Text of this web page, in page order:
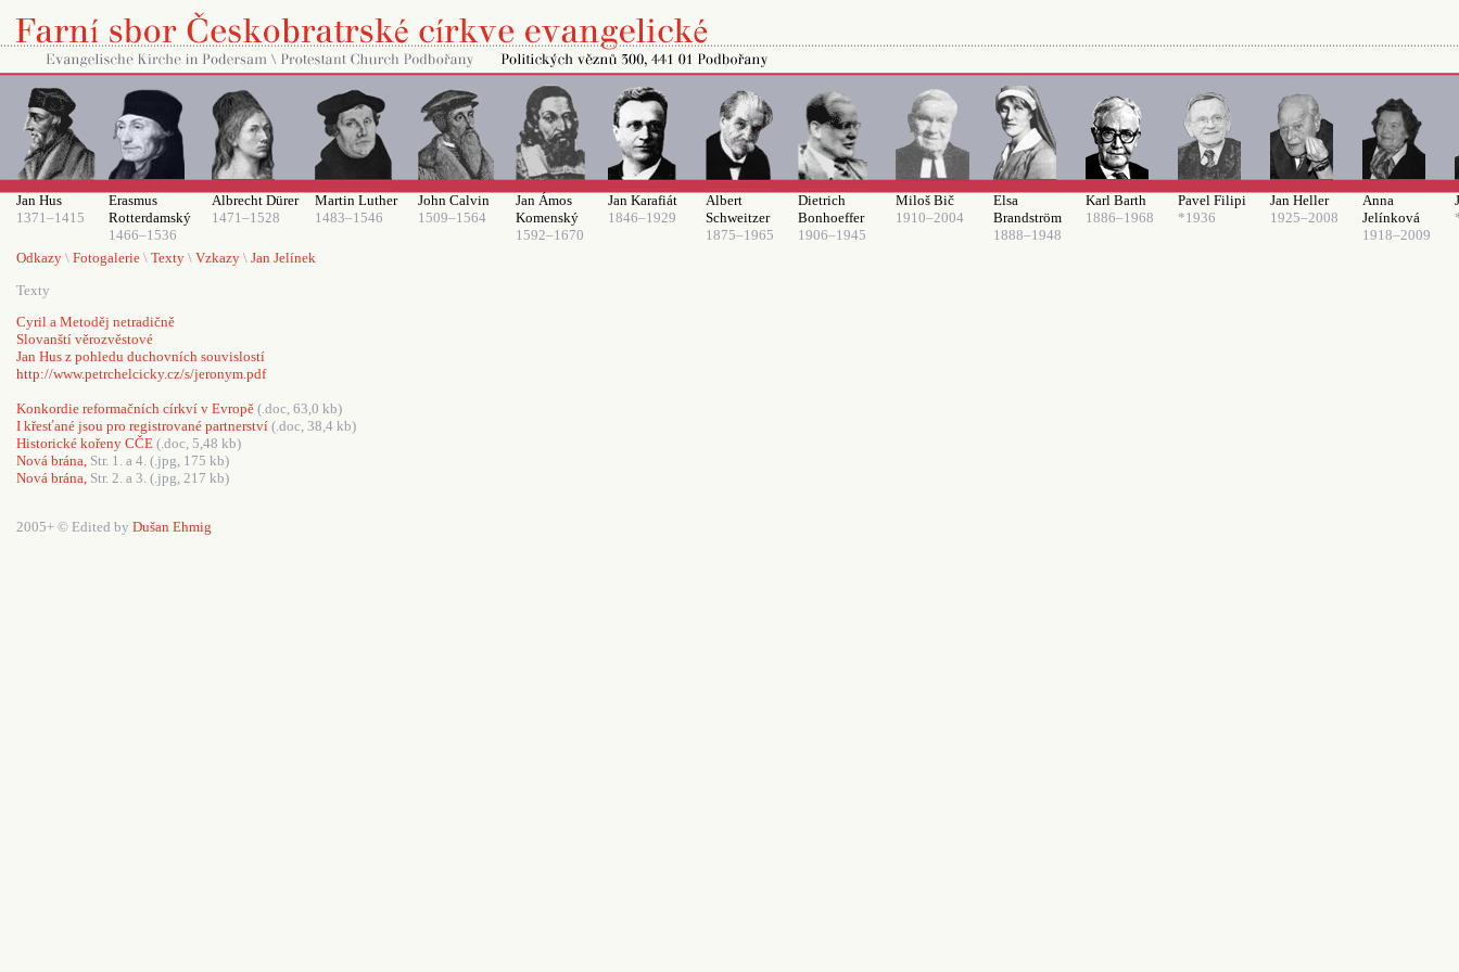
Jan Hus
1371–1415
Erasmus
Rotterdamský
1466–1536
Albrecht Dürer
1471–1528
Martin Luther
1483–1546
John Calvin
1509–1564
Jan Ámos
Komenský
1592–1670
Jan Karafiát
1846–1929
Albert
Schweitzer
1875–1965
Dietrich
Bonhoeffer
1906–1945
Miloš Bič
1910–2004
Elsa
Brandström
1888–1948
Karl Barth
1886–1968
Pavel Filipi
*1936
Jan Heller
1925–2008
Anna
Jelínková
1918–2009
Odkazy \ Fotogalerie \ Texty \ Vzkazy \ Jan Jelínek
Texty
Cyril a Metoděj netradičně
Slovanští věrozvěstové
Jan Hus z pohledu duchovních souvislostí
http://www.petrchelcicky.cz/s/jeronym.pdf
Konkordie reformačních církví v Evropě (.doc, 63,0 kb)
I křesťané jsou pro registrované partnerství (.doc, 38,4 kb)
Historické kořeny CČE (.doc, 5,48 kb)
Nová brána, Str. 1. a 4. (.jpg, 175 kb)
Nová brána, Str. 2. a 3. (.jpg, 217 kb)
2005+ © Edited by Dušan Ehmig